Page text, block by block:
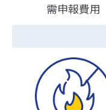
需申報費用